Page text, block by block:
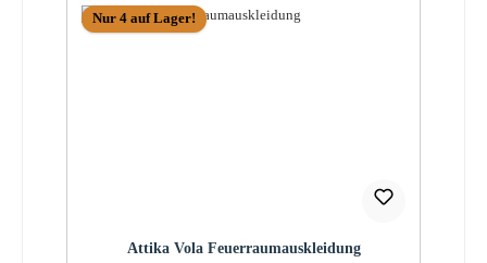
Nur 4 auf Lager!
Attika Vola Feuerraumauskleidung